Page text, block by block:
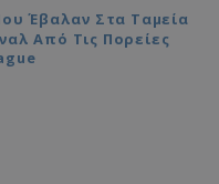
Έβαλαν Στα Ταμεία
Από Τις Πορείες